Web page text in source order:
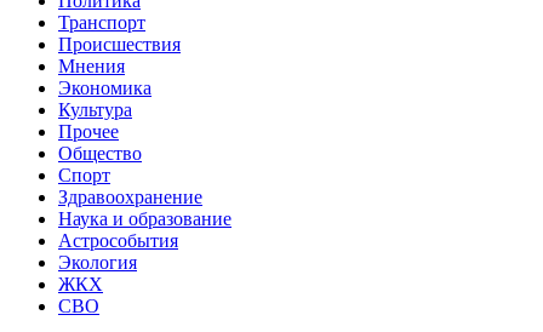
Транспорт
Происшествия
Мнения
Экономика
Культура
Прочее
Общество
Спорт
Здравоохранение
Наука и образование
Астрособытия
Экология
ЖКХ
СВО